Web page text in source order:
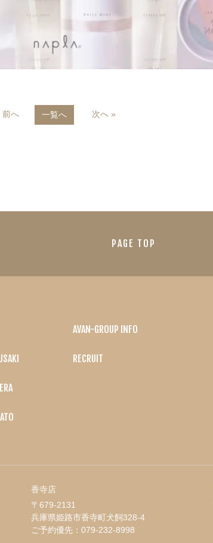
前へ 一覧へ 次へ »
PAGE TOP
AVAN-GROUP INFO
RECRUIT
香寺店
〒679-2131
兵庫県姫路市香寺町犬飼328-4
ご予約優先： 079-232-8998